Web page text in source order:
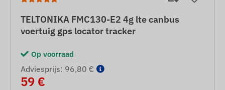
TELTONIKA FMC130-E2 4g lte canbus
voertuig gps locator tracker
Op voorraad
Adviesprijs: 96,80 €
59 €